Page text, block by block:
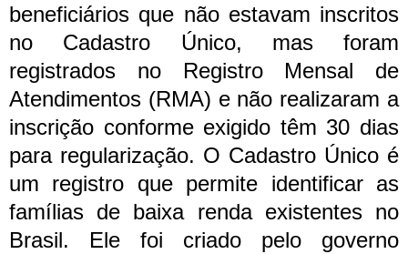
beneficiários que não estavam inscritos
no Cadastro Único, mas foram
registrados no Registro Mensal de
Atendimentos (RMA) e não realizaram a
inscrição conforme exigido têm 30 dias
para regularização. O Cadastro Único é
um registro que permite identificar as
famílias de baixa renda existentes no
Brasil. Ele foi criado pelo governo